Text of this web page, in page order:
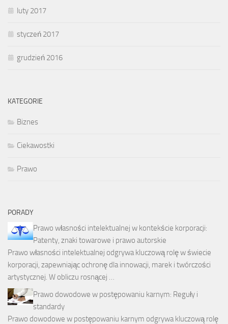
luty 2017
styczeń 2017
grudzień 2016
KATEGORIE
Biznes
Ciekawostki
Prawo
PORADY
Prawo własności intelektualnej w kontekście korporacji:
Patenty, znaki towarowe i prawo autorskie
Prawo własności intelektualnej odgrywa kluczową rolę w świecie
korporacji, zapewniając ochronę dla innowacji, marek i twórczości
artystycznej. W obliczu rosnącej …
Prawo dowodowe w postępowaniu karnym: Reguły i
standardy
Prawo dowodowe w postępowaniu karnym odgrywa kluczową rolę